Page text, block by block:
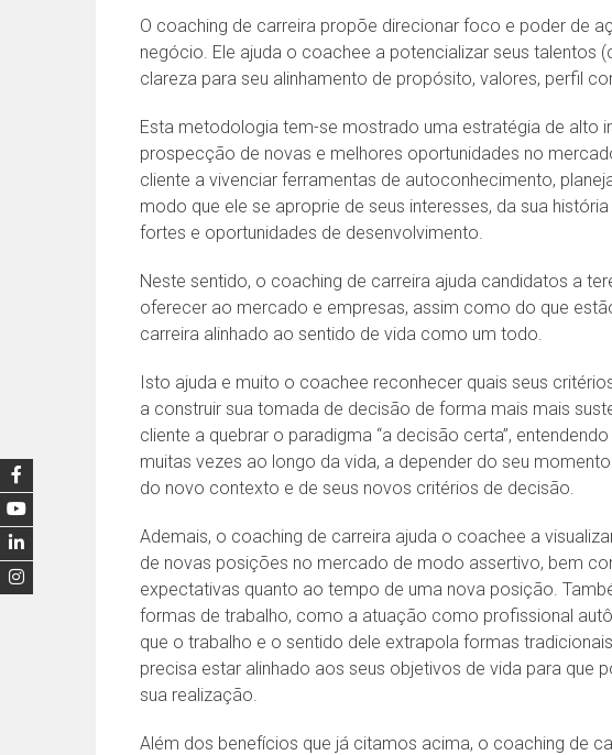
O coaching de carreira propõe direcionar foco e poder de
negócio. Ele ajuda o coachee a potencializar seus talentos
clareza para seu alinhamento de propósito, valores, perfil
Esta metodologia tem-se mostrado uma estratégia de alto
prospecção de novas e melhores oportunidades no
cliente a vivenciar ferramentas de autoconhecimento,
modo que ele se aproprie de seus interesses, da sua
fortes e oportunidades de desenvolvimento.
Neste sentido, o coaching de carreira ajuda candidatos a
oferecer ao mercado e empresas, assim como do que
carreira alinhado ao sentido de vida como um todo.
Isto ajuda e muito o coachee reconhecer quais seus
a construir sua tomada de decisão de forma mais mais
cliente a quebrar o paradigma “a decisão certa”,
muitas vezes ao longo da vida, a depender do seu
do novo contexto e de seus novos critérios de decisão.
Ademais, o coaching de carreira ajuda o coachee a
de novas posições no mercado de modo assertivo, bem
expectativas quanto ao tempo de uma nova posição.
formas de trabalho, como a atuação como profissional
que o trabalho e o sentido dele extrapola formas
precisa estar alinhado aos seus objetivos de vida para que
sua realização.
Além dos benefícios que já citamos acima, o coaching de